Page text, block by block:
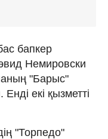
бапкер
Немировски
"Барыс"
екі қызметті
"Торпедо"